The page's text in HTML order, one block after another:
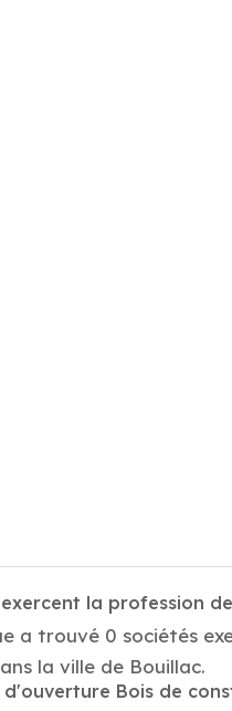
la profession
a trouvé 0 sociétés
la ville de Bouillac.
Bois de